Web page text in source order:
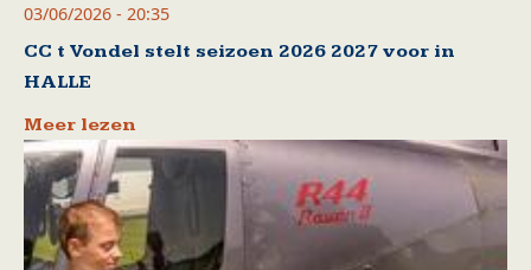
03/06/2026 - 20:35
CC t Vondel stelt seizoen 2026 2027 voor in
HALLE
Meer lezen